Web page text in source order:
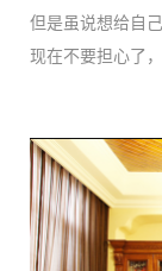
但是虽说想给自
现在不要担心了